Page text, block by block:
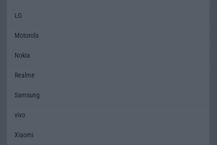
LG
Motorola
Nokia
Realme
Samsung
vivo
Xiaomi